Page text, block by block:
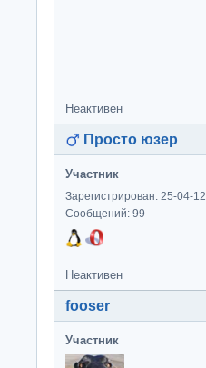
Неактивен
Просто юзер
Участник
Зарегистрирован: 25-04-12
Сообщений: 99
Неактивен
fooser
Участник